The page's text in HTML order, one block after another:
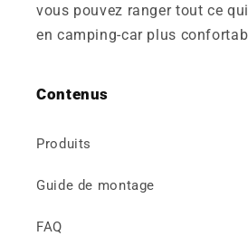
vous pouvez ranger tout ce
en camping-car plus
Contenus
Produits
Guide de montage
FAQ